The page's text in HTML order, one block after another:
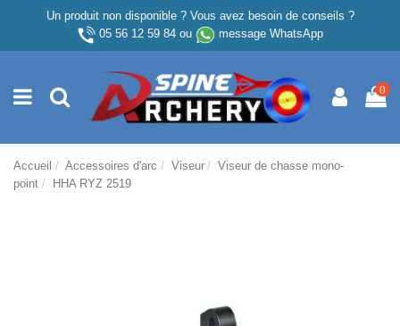
Un produit non disponible ? Vous avez besoin de conseils ?
05 56 12 59 84ou message WhatsApp
0
Accueil Accessoires d'arc Viseur
Viseur de chasse mono-
point
HHA RYZ 2519